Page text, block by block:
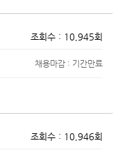
조회수 : 10,945회
채용마감 : 기간만료
조회수 : 10,946회